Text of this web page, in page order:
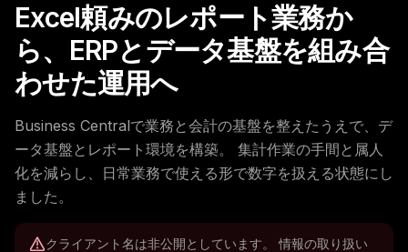
Excel頼みのレポート業務か
ら、ERPとデータ基盤を組み合
わせた運用へ
Business Centralで業務と会計の基盤を整えたうえで、デ
ータ基盤とレポート環境を構築。 集計作業の手間と属人
化を減らし、日常業務で使える形で数字を扱える状態にし
ました。
クライアント名は非公開としています。 情報の取り扱い